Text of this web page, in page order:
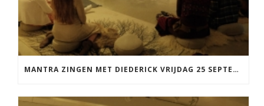
MANTRA ZINGEN MET DIEDERICK VRIJDAG 25 SEPTEMBER EN 20 NOVEMBER